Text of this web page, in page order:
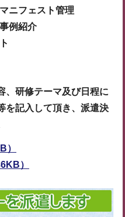
ニフェスト管理
例紹介
、研修テーマ及び日程に
を記入して頂き、派遣決
）
）